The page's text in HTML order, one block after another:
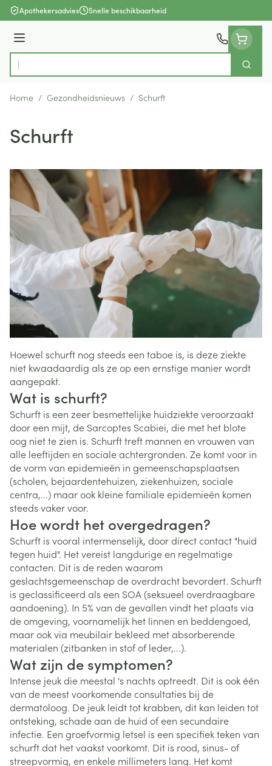
Ga naar de inhoud
Apothekersadvies Snelle beschikbaarheid
Menu
Product, merk, categorie...
Zoek
Home / Gezondheidsnieuws / Schurft
Schurft
Hoewel schurft nog steeds een taboe is, is deze ziekte
niet kwaadaardig als ze op een ernstige manier wordt
aangepakt.
Wat is schurft?
Schurft is een zeer besmettelijke huidziekte veroorzaakt
door een mijt, de Sarcoptes Scabiei, die met het blote
oog niet te zien is. Schurft treft mannen en vrouwen van
alle leeftijden en sociale achtergronden. Ze komt voor in
de vorm van epidemieën in gemeenschapsplaatsen
(scholen, bejaardentehuizen, ziekenhuizen, sociale
centra,...) maar ook kleine familiale epidemieën komen
steeds vaker voor.
Hoe wordt het overgedragen?
Schurft is vooral intermenselijk, door direct contact "huid
tegen huid". Het vereist langdurige en regelmatige
contacten. Dit is de reden waarom
geslachtsgemeenschap de overdracht bevordert. Schurft
is geclassificeerd als een SOA (seksueel overdraagbare
aandoening). In 5% van de gevallen vindt het plaats via
de omgeving, voornamelijk het linnen en beddengoed,
maar ook via meubilair bekleed met absorberende
materialen (zitbanken in stof of leder,...).
Wat zijn de symptomen?
Intense jeuk die meestal 's nachts optreedt. Dit is ook één
van de meest voorkomende consultaties bij de
dermatoloog. De jeuk leidt tot krabben, dit kan leiden tot
ontsteking, schade aan de huid of een secundaire
infectie. Een groefvormig letsel is een specifiek teken van
schurft dat het vaakst voorkomt. Dit is rood, sinus- of
streepvormig, en enkele millimeters lang. Het komt